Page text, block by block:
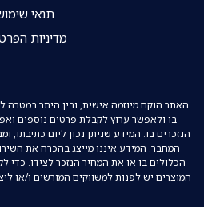
תנאי
מדיניות
האתר הוקם מיוזמה אישית, ובין היתר
בו ולאפשר ערוץ לקבלת פרטים נוספים
הנזכרים בו. המידע שניתן נכון ליום כתיבתו,
המחבר. המידע איננו מייצג בהכרח את
הכלולים בו או את המחיר הנזכר לצידו. כדי
המוצרים יש לפנות למשווקים המורשים ו/או